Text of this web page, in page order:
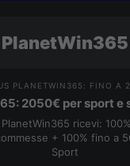
PlanetWin365
PLANETWIN365: FINO A
2050€ per sport e
ricevi:
+ 100% fino a
Sport